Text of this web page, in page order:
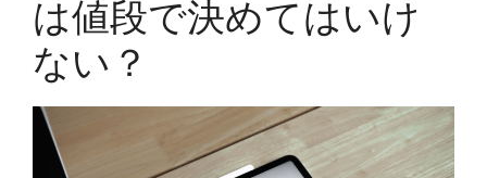
は値段で決めてはいけ
ない？